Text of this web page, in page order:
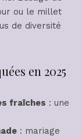
ou le millet
de diversité
en 2025
fraîches : une
: mariage